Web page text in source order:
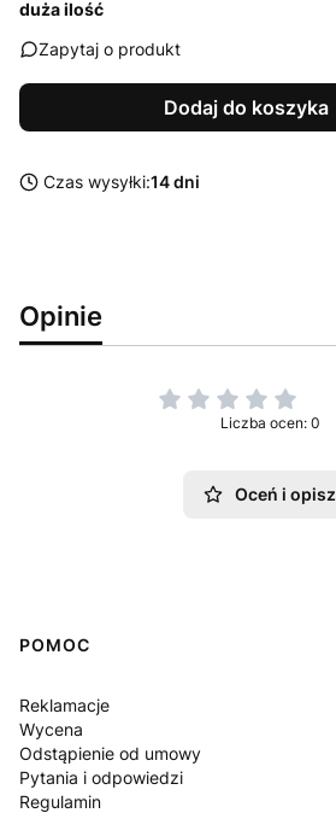
duża ilość
Zapytaj o produkt
Dodaj do koszyka
Czas wysyłki:14 dni
Opinie
Liczba ocen: 0
Oceń i opisz
Linki w stopce
POMOC
Reklamacje
Wycena
Odstąpienie od umowy
Pytania i odpowiedzi
Regulamin